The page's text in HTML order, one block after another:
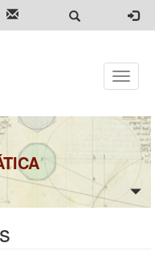
Toggle